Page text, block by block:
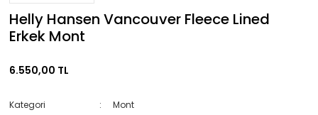
Helly Hansen Vancouver Fleece Lined
Erkek Mont
6.550,00 TL
Kategori
Mont